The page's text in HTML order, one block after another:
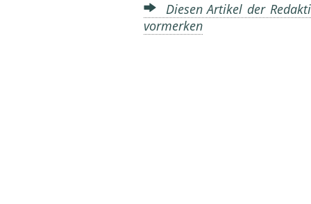
Diesen Artikel der
vormerken